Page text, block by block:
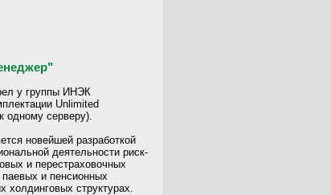
у группы ИНЭК
Unlimited
одному серверу).
новейшей разработкой
деятельности риск-
и перестраховочных
и пенсионных
структурах.